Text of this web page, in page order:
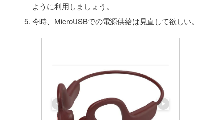
ように利用しましょう。
今時、MicroUSBでの電源供給は見直して欲しい。